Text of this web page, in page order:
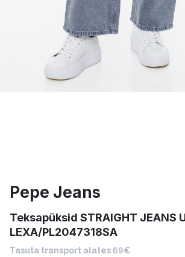
Pepe Jeans
Teksapüksid STRAIGHT JEANS
LEXA/PL2047318SA
Tasuta transport alates 69€